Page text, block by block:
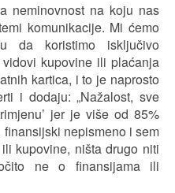
neminovnost na koju nas
komunikacije. Mi ćemo
da koristimo isključivo
kupovine ili plaćanja
kartica, i to je naprosto
i dodaju: „Nažalost, sve
jer je više od 85%
nepismeno i sem
kupovine, ništa drugo niti
ne o finansijama ili